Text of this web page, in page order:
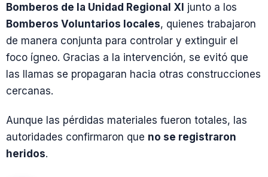
Bomberos de la Unidad Regional XI junto a los
Bomberos Voluntarios locales, quienes trabajaron
de manera conjunta para controlar y extinguir el
foco ígneo. Gracias a la intervención, se evitó que
las llamas se propagaran hacia otras construcciones
cercanas.
Aunque las pérdidas materiales fueron totales, las
autoridades confirmaron que no se registraron
heridos.